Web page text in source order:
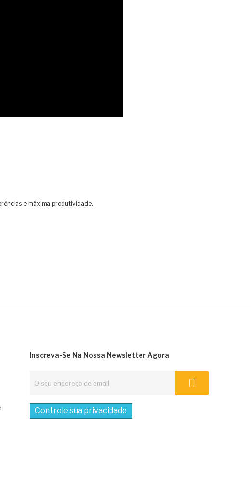
e máxima produtividade.
Inscreva-Se Na Nossa Newsletter Agora
Controle sua privacidade